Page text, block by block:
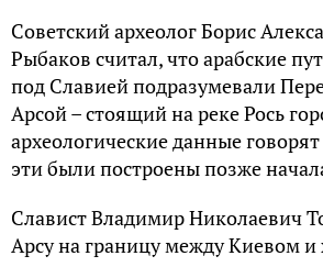
Советский археолог Борис
Рыбаков считал, что арабские
под Славией подразумевали
Арсой – стоящий на реке Рось
археологические данные
эти были построены позже
Славист Владимир Николаевич
Арсу на границу между Киевом и